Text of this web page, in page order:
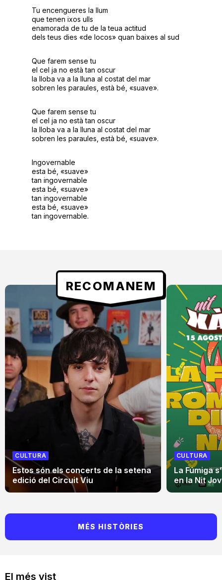
Tu encengueres la llum
que tenen ixos ulls
enamorada de tu de la teua actitud
dels teus dies «de locos» quan baixes al sud
Que farem sense tu
el cel ja no està tan oscur
la lloba va a la lluna al costat del mar
sobren les paraules, està bé, «suave».
Que farem sense tu
el cel ja no està tan oscur
la lloba va a la lluna al costat del mar
sobren les paraules, està bé, «suave».
Ingovernable
esta bé, «suave»
tan ingovernable
esta bé, «suave»
tan ingovernable
esta bé, «suave»
tan ingovernable.
El més vist
RECOMANEM
CULTURA
Estos són els concerts de la setena
edició del Circuit Viu
CULTURA
La Fúmiga
en la Nit
MÉS HISTÒRIES